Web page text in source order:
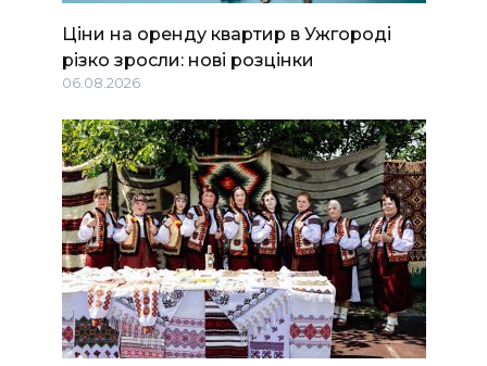
Ціни на оренду квартир в Ужгороді
різко зросли: нові розцінки
06.08.2026